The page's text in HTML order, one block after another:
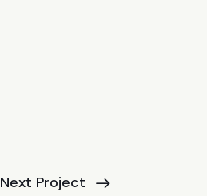
Next Project